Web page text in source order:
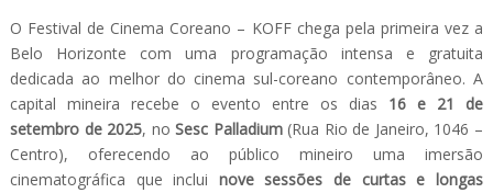
O Festival de Cinema Coreano – KOFF chega pela primeira vez a
Belo Horizonte com uma programação intensa e gratuita
dedicada ao melhor do cinema sul-coreano contemporâneo. A
capital mineira recebe o evento entre os dias 16 e 21 de
setembro de 2025, noSesc Palladium(Rua Rio de Janeiro, 1046 –
Centro), oferecendo ao público mineiro uma imersão
cinematográfica que inclui nove sessões de curtas e longas